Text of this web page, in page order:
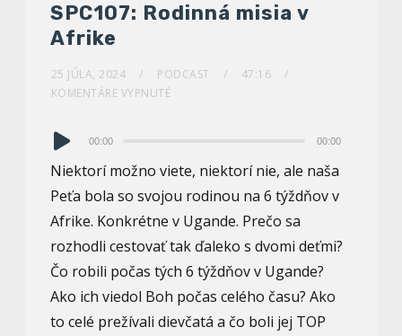
SPC107: Rodinná misia v
Afrike
25 JÚLA, 2024 PODCAST
47:16
KOMENTÁRE VYPNUTÉ
Audio
00:00 00:00
Niektorí možno viete, niektorí nie, ale naša
Peťa bola so svojou rodinou na 6 týždňov v
Afrike. Konkrétne v Ugande. Prečo sa
rozhodli cestovať tak ďaleko s dvomi deťmi?
Čo robili počas tých 6 týždňov v Ugande?
Ako ich viedol Boh počas celého času? Ako
to celé prežívali dievčatá a čo boli jej TOP